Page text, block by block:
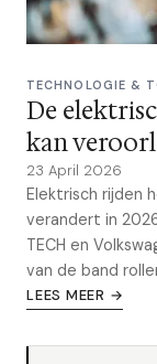
TECHNOLOGIE &
De
kan
23 April 2026
Elektrisch rijden
verandert in
TECH en
van de band
LEES MEER →